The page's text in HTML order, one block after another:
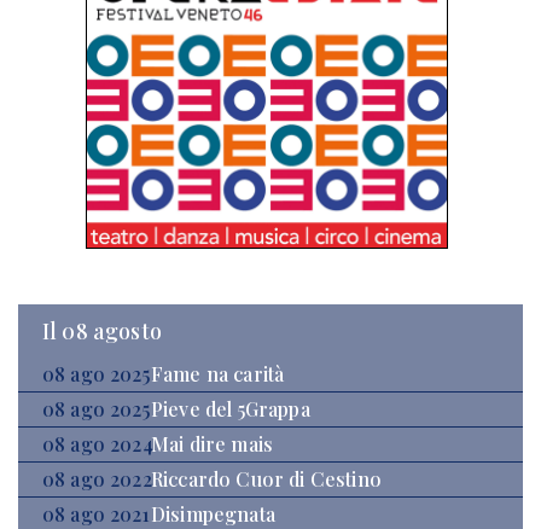
Il 08 agosto
08 ago 2025Fame na carità
08 ago 2025Pieve del 5Grappa
08 ago 2024Mai dire mais
08 ago 2022Riccardo Cuor di Cestino
08 ago 2021Disimpegnata